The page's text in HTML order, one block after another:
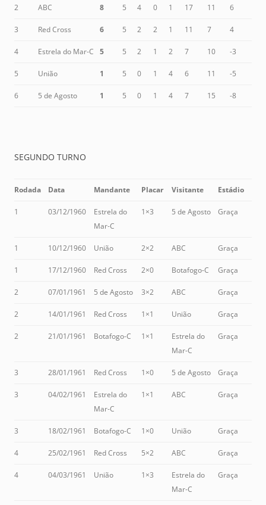
2 ABC 8 5 4 0 1 17 11 6
3 Red Cross 6 5 2 2 1 11 7 4
4 Estrela do Mar-C 5 5 2 1 2 7 10 -3
5 União 1 5 0 1 4 6 11 -5
6 5 de Agosto 1 5 0 1 4 7 15 -8
SEGUNDO TURNO
Rodada Data Mandante Placar Visitante Estádio
1 03/12/1960
Estrela do
Mar-C
1×3 5 de Agosto Graça
1 10/12/1960 União 2×2 ABC Graça
1 17/12/1960 Red Cross 2×0 Botafogo-C Graça
2 07/01/1961 5 de Agosto 3×2 ABC Graça
2 14/01/1961 Red Cross 1×1 União Graça
2 21/01/1961 Botafogo-C 1×1
Estrela do
Mar-C
Graça
3 28/01/1961 Red Cross 1×0 5 de Agosto Graça
3 04/02/1961
Estrela do
Mar-C
1×1 ABC Graça
3 18/02/1961 Botafogo-C 1×0 União Graça
4 25/02/1961 Red Cross 5×2 ABC Graça
4 04/03/1961 União 1×3
Estrela do
Mar-C
Graça